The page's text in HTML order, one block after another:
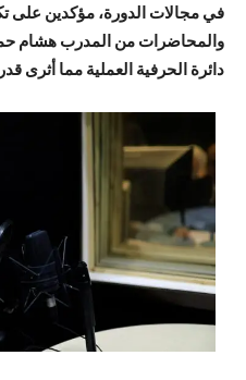
في مجالات الدورة، مؤكدين على
والمحاضرات من المدرب هشام
دائرة الحرفية العملية مما أثرى